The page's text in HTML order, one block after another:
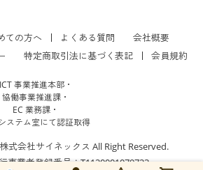
ての方へ よくある質問
会社概要
特定商取引法に基づく表記 会員規約
ICT 事業推進本部・
協働事業推進課・
EC 業務課・
ステム室にて認証取得
式会社サイネックス All Right Reserved.
事業者登録番号：T1120001079723